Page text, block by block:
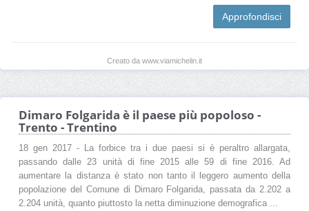
Approfondisci
Creato da www.viamichelin.it
Dimaro Folgarida è il paese più popoloso -
Trento - Trentino
18 gen 2017 - La forbice tra i due paesi si è peraltro allargata,
passando dalle 23 unità di fine 2015 alle 59 di fine 2016. Ad
aumentare la distanza è stato non tanto il leggero aumento della
popolazione del Comune di Dimaro Folgarida, passata da 2.202 a
2.204 unità, quanto piuttosto la netta diminuzione demografica ...